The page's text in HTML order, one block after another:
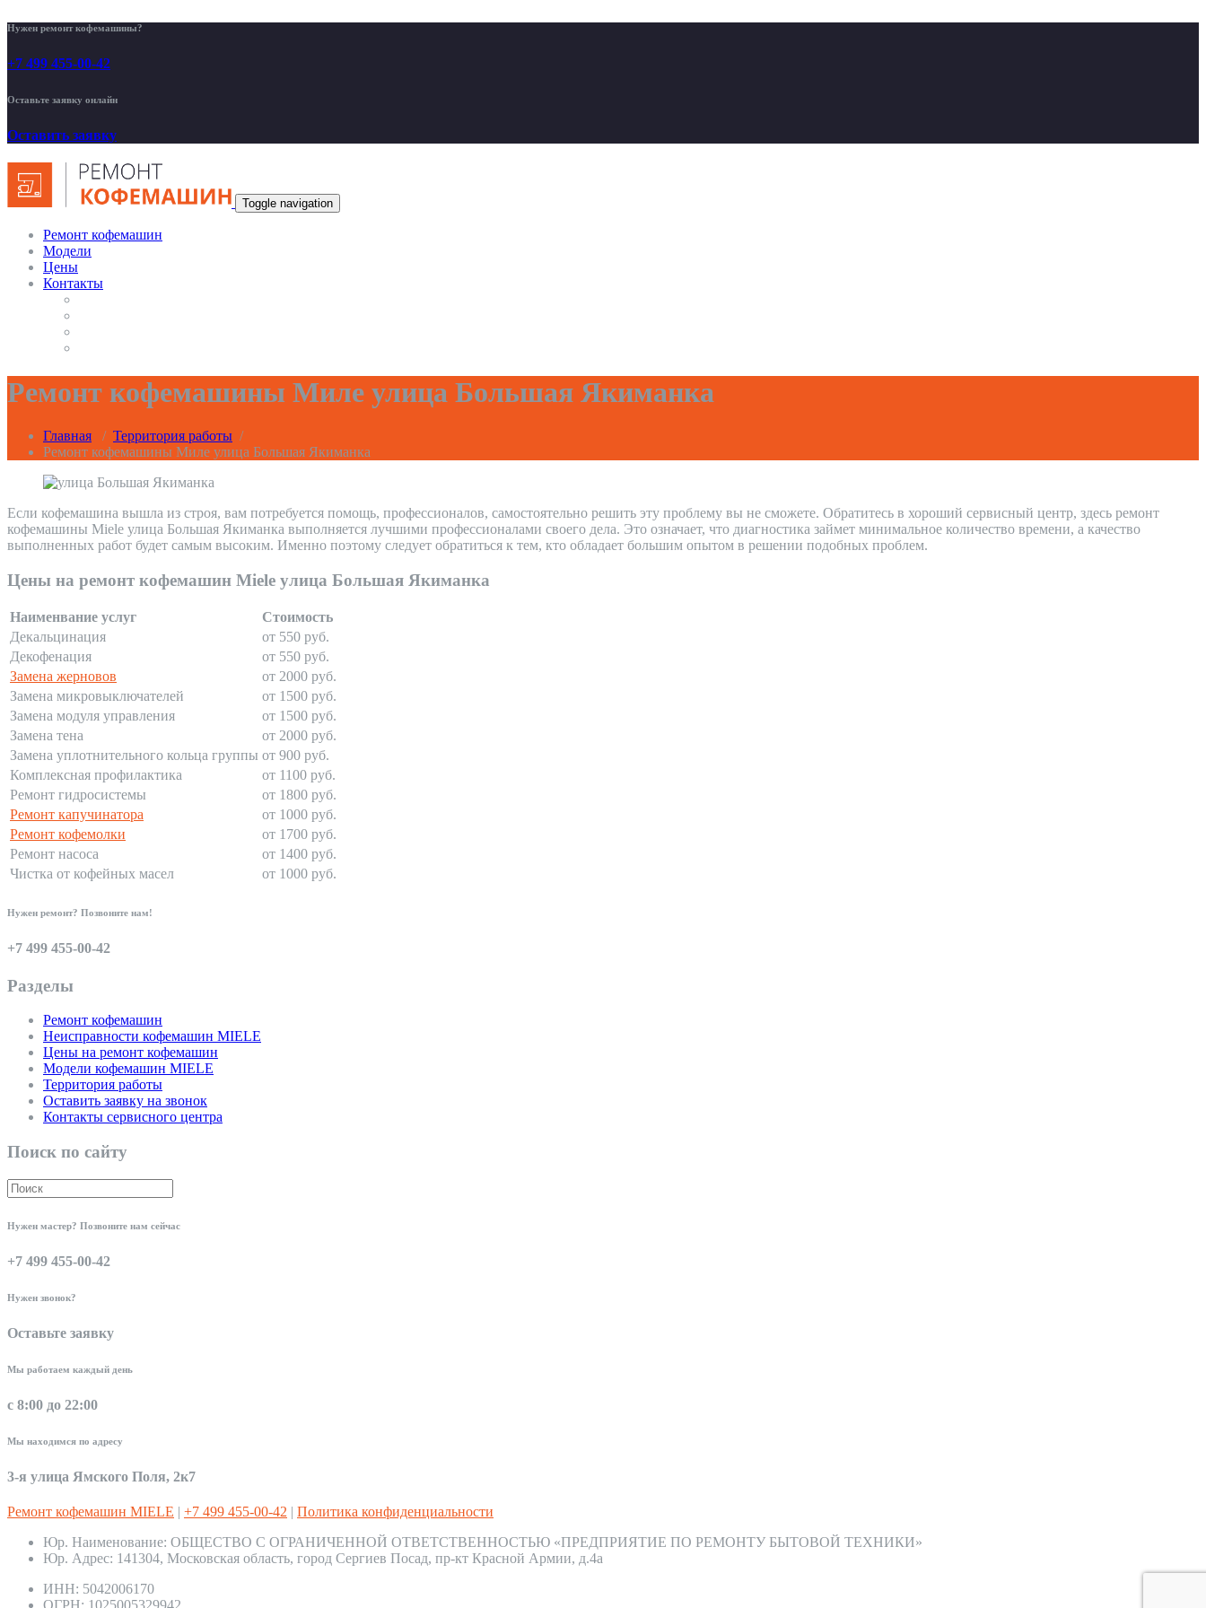
Нужен ремонт кофемашины?
+7 499 455-00-42
Оставьте заявку онлайн
Оставить заявку
Toggle navigation
Ремонт кофемашин
Модели
Цены
Контакты
Ремонт кофемашины Миле улица Большая Якиманка
Главная / Территория работы /
Ремонт кофемашины Миле улица Большая Якиманка
Если кофемашина вышла из строя, вам потребуется помощь, профессионалов, самостоятельно решить эту проблему вы не сможете. Обратитесь в хороший сервисный центр, здесь ремонт
кофемашины Miele улица Большая Якиманка выполняется лучшими профессионалами своего дела. Это означает, что диагностика займет минимальное количество времени, а качество
выполненных работ будет самым высоким. Именно поэтому следует обратиться к тем, кто обладает большим опытом в решении подобных проблем.
Цены на ремонт кофемашин Miele улица Большая Якиманка
Наименвание услуг
Стоимость
Декальцинация
от 550 руб.
Декофенация
от 550 руб.
Замена жерновов
от 2000 руб.
Замена микровыключателей
от 1500 руб.
Замена модуля управления
от 1500 руб.
Замена тена
от 2000 руб.
Замена уплотнительного кольца группы от 900 руб.
Комплексная профилактика
от 1100 руб.
Ремонт гидросистемы
от 1800 руб.
Ремонт капучинатора
от 1000 руб.
Ремонт кофемолки
от 1700 руб.
Ремонт насоса
от 1400 руб.
Чистка от кофейных масел
от 1000 руб.
Нужен ремонт? Позвоните нам!
+7 499 455-00-42
Разделы
Ремонт кофемашин
Неисправности кофемашин MIELE
Цены на ремонт кофемашин
Модели кофемашин MIELE
Территория работы
Оставить заявку на звонок
Контакты сервисного центра
Поиск по сайту
Нужен мастер? Позвоните нам сейчас
+7 499 455-00-42
Нужен звонок?
Оставьте заявку
Мы работаем каждый день
с 8:00 до 22:00
Мы находимся по адресу
3-я улица Ямского Поля, 2к7
Ремонт кофемашин MIELE | +7 499 455-00-42 | Политика конфиденциальности
Юр. Наименование: ОБЩЕСТВО С ОГРАНИЧЕННОЙ ОТВЕТСТВЕННОСТЬЮ «ПРЕДПРИЯТИЕ ПО РЕМОНТУ БЫТОВОЙ ТЕХНИКИ»
Юр. Адрес: 141304, Московская область, город Сергиев Посад, пр-кт Красной Армии, д.4а
ИНН: 5042006170
ОГРН: 1025005329942